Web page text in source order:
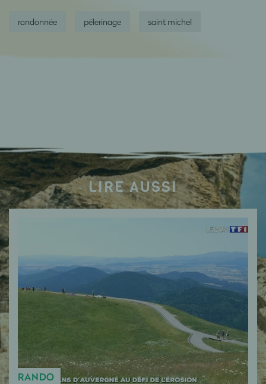
randonnée pélerinage saint michel
LIRE AUSSI
RANDO